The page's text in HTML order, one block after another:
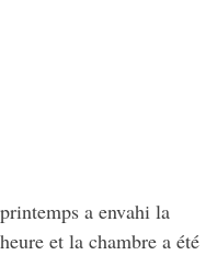
a envahi la
et la chambre a été